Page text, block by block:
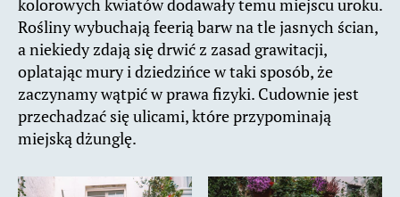
kolorowych kwiatów dodawały temu miejscu uroku.
Rośliny wybuchają feerią barw na tle jasnych ścian,
a niekiedy zdają się drwić z zasad grawitacji,
oplatając mury i dziedzińce w taki sposób, że
zaczynamy wątpić w prawa fizyki. Cudownie jest
przechadzać się ulicami, które przypominają
miejską dżunglę.